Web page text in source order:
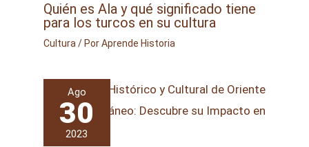
Quién es Ala y qué significado tiene
para los turcos en su cultura
Cultura/ PorAprende Historia
Ago
30
2023